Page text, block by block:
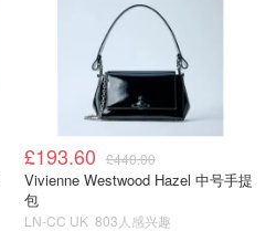
£193.60 £440.00
Vivienne Westwood Hazel 中号手提
包
LN-CC UK 803人感兴趣